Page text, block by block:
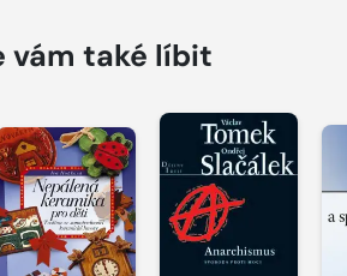
vám také líbit